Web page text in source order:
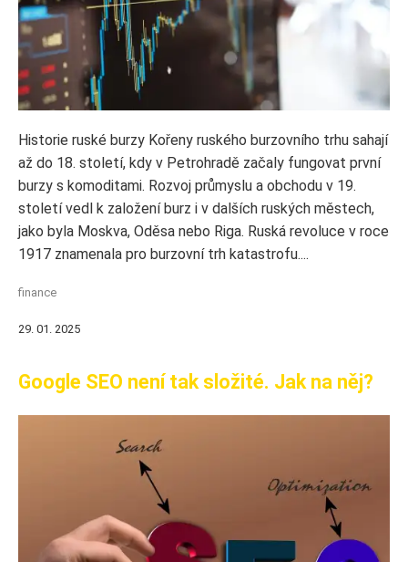
Historie ruské burzy Kořeny ruského burzovního trhu sahají
až do 18. století, kdy v Petrohradě začaly fungovat první
burzy s komoditami. Rozvoj průmyslu a obchodu v 19.
století vedl k založení burz i v dalších ruských městech,
jako byla Moskva, Oděsa nebo Riga. Ruská revoluce v roce
1917 znamenala pro burzovní trh katastrofu....
finance
29. 01. 2025
Google SEO není tak složité. Jak na něj?